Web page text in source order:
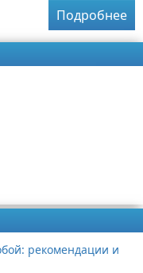
Подробнее
рекомендации и